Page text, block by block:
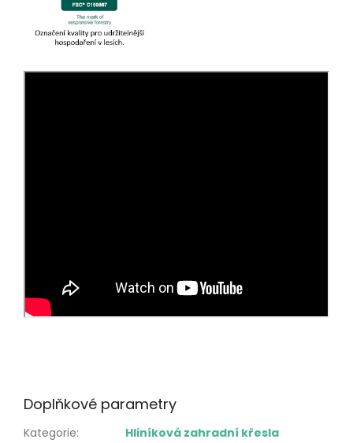
Doplňkové parametry
Kategorie:
Hliníková zahradní křesla